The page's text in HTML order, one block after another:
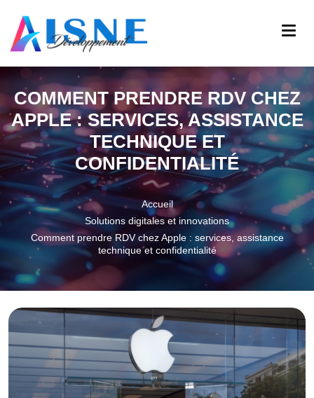
COMMENT PRENDRE RDV CHEZ
APPLE : SERVICES, ASSISTANCE
TECHNIQUE ET
CONFIDENTIALITÉ
Accueil
Solutions digitales et innovations
Comment prendre RDV chez Apple : services, assistance
technique et confidentialité